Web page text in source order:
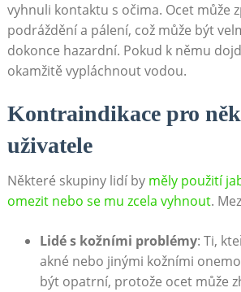
vyhnuli kontaktu s očima. Ocet může
podráždění a pálení, což může být
dokonce hazardní. Pokud k němu
okamžitě vypláchnout vodou.
Kontraindikace pro
uživatele
Některé skupiny lidí by měly použití
omezit nebo se mu zcela vyhnout.
Lidé s kožními problémy: Ti,
akné nebo jinými kožními
být opatrní, protože ocet může